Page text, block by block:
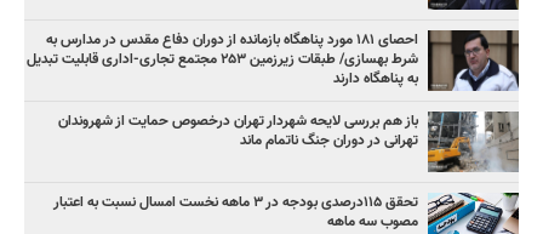
احصای ۱۸۱ مورد پناهگاه بازمانده از دوران دفاع مقدس در مدارس به
شرط بهسازی/ طبقات زیرزمین ۲۵۳ مجتمع تجاری-اداری قابلیت تبدیل
به پناهگاه دارند
باز هم بررسی لایحه شهردار تهران درخصوص حمایت از شهروندان
تهرانی در دوران جنگ ناتمام ماند
تحقق ۱۱۵درصدی بودجه در ۳ ماهه نخست امسال نسبت به اعتبار
مصوب سه ماهه